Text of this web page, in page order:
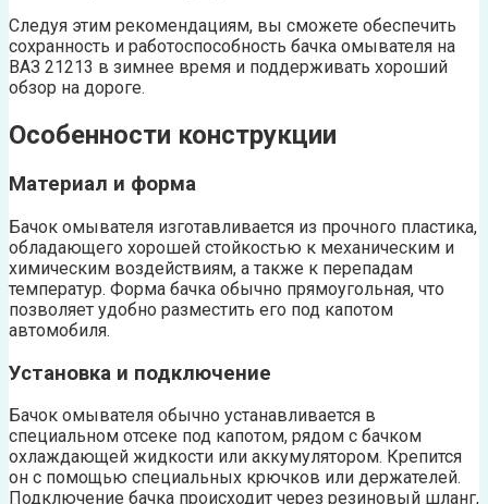
Следуя этим рекомендациям, вы сможете обеспечить
сохранность и работоспособность бачка омывателя на
ВАЗ 21213 в зимнее время и поддерживать хороший
обзор на дороге.
Особенности конструкции
Материал и форма
Бачок омывателя изготавливается из прочного пластика,
обладающего хорошей стойкостью к механическим и
химическим воздействиям, а также к перепадам
температур. Форма бачка обычно прямоугольная, что
позволяет удобно разместить его под капотом
автомобиля.
Установка и подключение
Бачок омывателя обычно устанавливается в
специальном отсеке под капотом, рядом с бачком
охлаждающей жидкости или аккумулятором. Крепится
он с помощью специальных крючков или держателей.
Подключение бачка происходит через резиновый шланг,